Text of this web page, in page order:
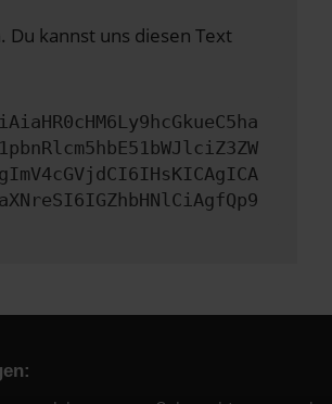
kannst uns diesen Text